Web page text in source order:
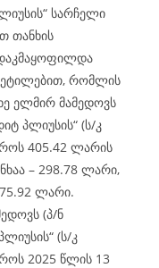
სარჩელი
თანხის
რომლის
ელმირ მამედოვს
პლიუსის“ (ს/კ
405.42 ლარის
– 298.78 ლარი,
ლარი.
(პ/ნ
(ს/კ
2025 წლის 13